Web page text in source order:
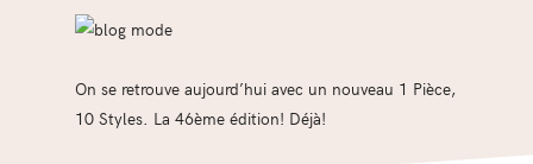
On se retrouve aujourd’hui avec un nouveau 1 Pièce,
10 Styles. La 46ème édition! Déjà!